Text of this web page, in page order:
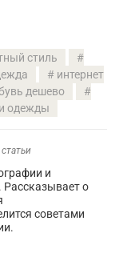
стиль
интернет
дешево
одежды
и
Рассказывает о
советами